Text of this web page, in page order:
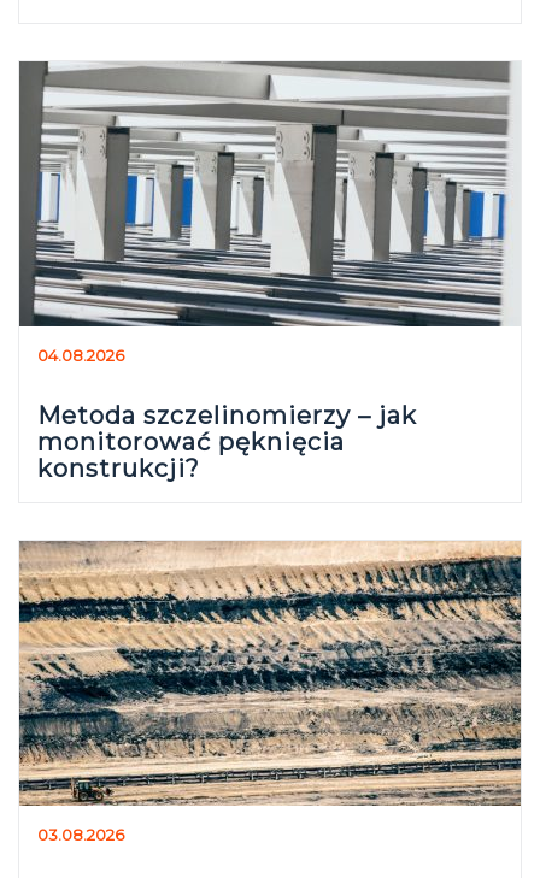
04.08.2026
Metoda szczelinomierzy – jak
monitorować pęknięcia
konstrukcji?
03.08.2026